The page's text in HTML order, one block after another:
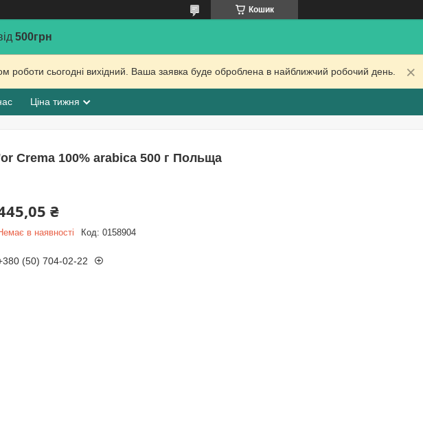
Кошик
500грн
роботи сьогодні вихідний. Ваша заявка буде оброблена в найближчий робочий день.
Ціна тижня
Crema 100% arabica 500 г Польща
₴
в наявності Код: 0158904
(50) 704-02-22